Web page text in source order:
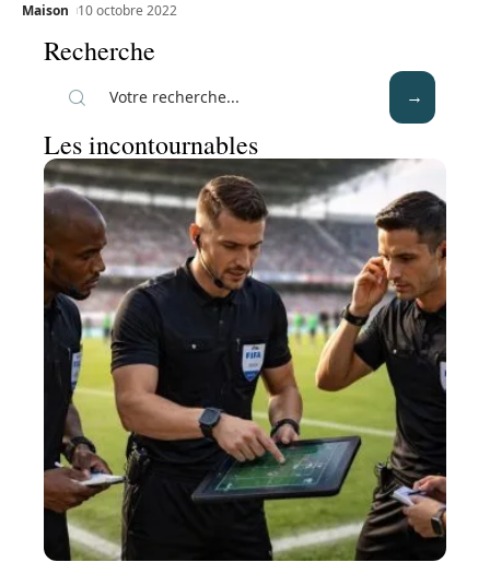
Maison 10 octobre 2022
Recherche
Les incontournables